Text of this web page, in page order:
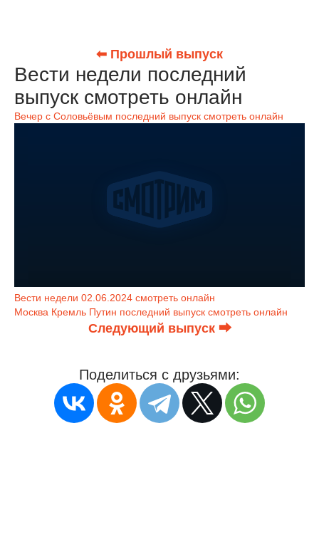
⬅ Прошлый выпуск
Вести недели последний
выпуск смотреть онлайн
Вечер с Соловьёвым последний выпуск смотреть онлайн
Вести недели 02.06.2024 смотреть онлайн
Москва Кремль Путин последний выпуск смотреть онлайн
Следующий выпуск ⮕
Поделиться с друзьями: